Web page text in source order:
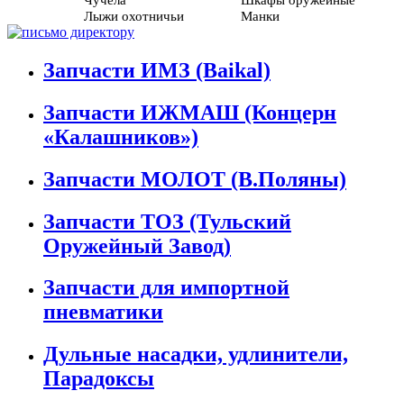
Лыжи охотничьи
Манки
Запчасти ИМЗ (Baikal)
Запчасти ИЖМАШ (Концерн
«Калашников»)
Запчасти МОЛОТ (В.Поляны)
Запчасти ТОЗ (Тульский
Оружейный Завод)
Запчасти для импортной
пневматики
Дульные насадки, удлинители,
Парадоксы